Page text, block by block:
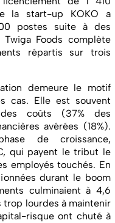
la start-up KOKO a
postes suite à des
Twiga Foods complète
répartis sur trois
demeure le motif
cas. Elle est souvent
coûts (37% des
avérées (18%).
de croissance,
qui payent le tribut le
employés touchés. En
durant le boom
culminaient à 4,6
trop lourdes à maintenir
risque ont chuté à